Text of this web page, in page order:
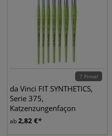
7 Pinsel
da Vinci FIT SYNTHETICS,
Serie 375,
Katzenzungenfaçon
Schulpinsel
ab2,82 €